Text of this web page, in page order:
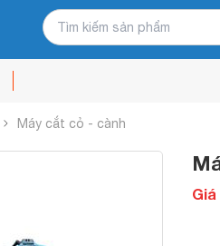
Máy cắt cỏ - cành
Giá